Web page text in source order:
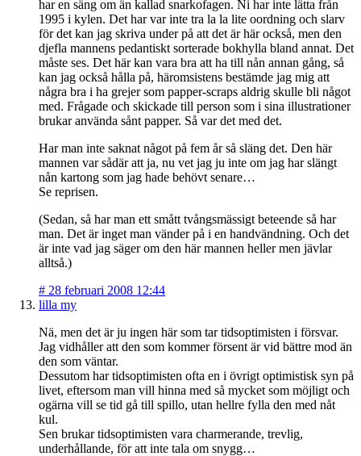
har en säng om än kallad snarkofagen. Ni har inte lätta från
1995 i kylen. Det har var inte tra la la lite oordning och slarv
för det kan jag skriva under på att det är här också, men den
djefla mannens pedantiskt sorterade bokhylla bland annat. Det
måste ses. Det här kan vara bra att ha till nån annan gång, så
kan jag också hålla på, häromsistens bestämde jag mig att
några bra i ha grejer som papper-scraps aldrig skulle bli något
med. Frågade och skickade till person som i sina illustrationer
brukar använda sånt papper. Så var det med det.
Har man inte saknat något på fem år så släng det. Den här
mannen var sådär att ja, nu vet jag ju inte om jag har slängt
nån kartong som jag hade behövt senare…
Se reprisen.
(Sedan, så har man ett smått tvångsmässigt beteende så har
man. Det är inget man vänder på i en handvändning. Och det
är inte vad jag säger om den här mannen heller men jävlar
alltså.)
# 28 februari 2008 12:44
lilla my
Nä, men det är ju ingen här som tar tidsoptimisten i försvar.
Jag vidhåller att den som kommer försent är vid bättre mod än
den som väntar.
Dessutom har tidsoptimisten ofta en i övrigt optimistisk syn på
livet, eftersom man vill hinna med så mycket som möjligt och
ogärna vill se tid gå till spillo, utan hellre fylla den med nåt
kul.
Sen brukar tidsoptimisten vara charmerande, trevlig,
underhållande, för att inte tala om snygg…